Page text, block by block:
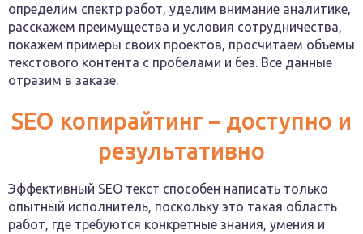
определим спектр работ, уделим внимание аналитике,
расскажем преимущества и условия сотрудничества,
покажем примеры своих проектов, просчитаем объемы
текстового контента с пробелами и без. Все данные
отразим в заказе.
SEO копирайтинг – доступно и
результативно
Эффективный SEO текст способен написать только
опытный исполнитель, поскольку это такая область
работ, где требуются конкретные знания, умения и